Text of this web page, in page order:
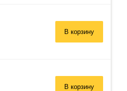
В корзину
В корзину